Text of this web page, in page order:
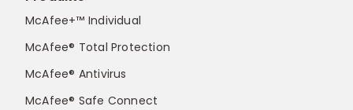
McAfee+™ Individual
McAfee® Total Protection
McAfee® Antivirus
McAfee® Safe Connect